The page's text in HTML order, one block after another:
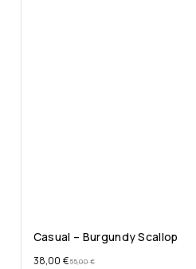
Casual – Burgundy Scallop
55,00€
38,00 €